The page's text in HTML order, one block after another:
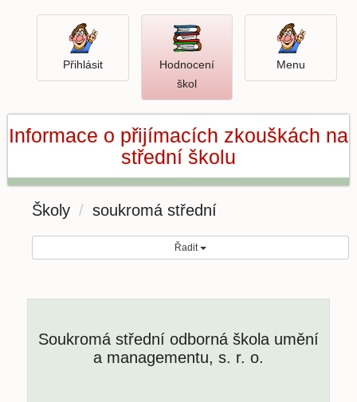
Menu
Hodnocení
školOtevři
hodnocení
PřihlásitPřihlásit
Informace o přijímacích zkouškách na
střední školu
Školy soukromá střední
Řadit
Soukromá střední odborná škola umění
a managementu, s. r. o.